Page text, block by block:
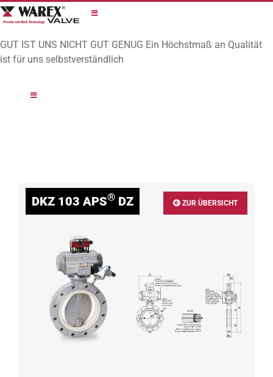
Zum
Inhalt
GUT IST UNS NICHT GUT GENUG Ein Höchstmaß an Qualität
ist für uns selbstverständlich
DKZ 103 APS®DZ ZUR ÜBERSICHT